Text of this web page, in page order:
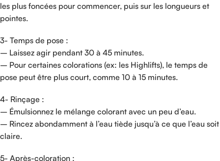
les plus foncées pour commencer, puis sur les longueurs et
pointes.
3- Temps de pose :
– Laissez agir pendant 30 à 45 minutes.
– Pour certaines colorations (ex: les Highlifts), le temps de
pose peut être plus court, comme 10 à 15 minutes.
4- Rinçage :
– Émulsionnez le mélange colorant avec un peu d’eau.
– Rincez abondamment à l’eau tiède jusqu’à ce que l’eau soit
claire.
5- Après-coloration :